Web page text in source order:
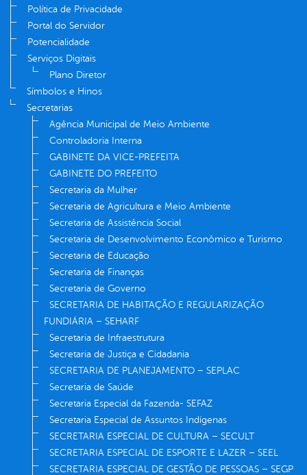
Política de Privacidade
Portal do Servidor
Potencialidade
Serviços Digitais
Plano Diretor
Símbolos e Hinos
Secretarias
Agência Municipal de Meio Ambiente
Controladoria Interna
GABINETE DA VICE-PREFEITA
GABINETE DO PREFEITO
Secretaria da Mulher
Secretaria de Agricultura e Meio Ambiente
Secretaria de Assistência Social
Secretaria de Desenvolvimento Econômico e Turismo
Secretaria de Educação
Secretaria de Finanças
Secretaria de Governo
SECRETARIA DE HABITAÇÃO E REGULARIZAÇÃO
FUNDIÁRIA – SEHARF
Secretaria de Infraestrutura
Secretaria de Justiça e Cidadania
SECRETARIA DE PLANEJAMENTO – SEPLAC
Secretaria de Saúde
Secretaria Especial da Fazenda- SEFAZ
Secretaria Especial de Assuntos Indígenas
SECRETARIA ESPECIAL DE CULTURA – SECULT
SECRETARIA ESPECIAL DE ESPORTE E LAZER – SEEL
SECRETARIA ESPECIAL DE GESTÃO DE PESSOAS – SEGP